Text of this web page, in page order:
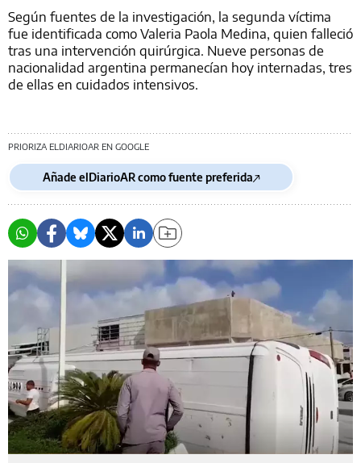
Según fuentes de la investigación, la segunda víctima
fue identificada como Valeria Paola Medina, quien falleció
tras una intervención quirúrgica. Nueve personas de
nacionalidad argentina permanecían hoy internadas, tres
de ellas en cuidados intensivos.
PRIORIZA ELDIARIOAR EN GOOGLE
Añade elDiarioAR como fuente preferida